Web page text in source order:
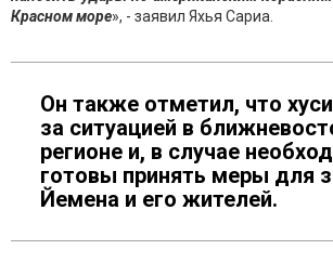
Красном море», - заявил Яхья Сариа.
Он также отметил, что
за ситуацией в
регионе и, в случае
готовы принять меры для
Йемена и его жителей.